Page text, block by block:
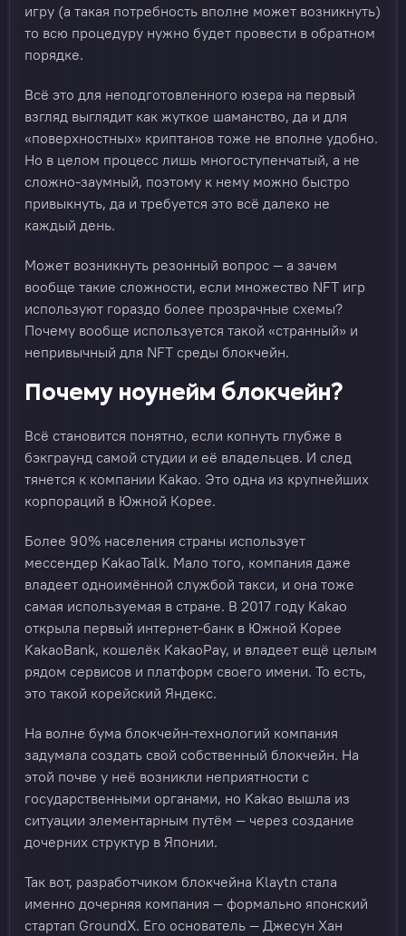
игру (а такая потребность вполне может возникнуть)
то всю процедуру нужно будет провести в обратном
порядке.
Всё это для неподготовленного юзера на первый
взгляд выглядит как жуткое шаманство, да и для
«поверхностных» криптанов тоже не вполне удобно.
Но в целом процесс лишь многоступенчатый, а не
сложно-заумный, поэтому к нему можно быстро
привыкнуть, да и требуется это всё далеко не
каждый день.
Может возникнуть резонный вопрос — а зачем
вообще такие сложности, если множество NFT игр
используют гораздо более прозрачные схемы?
Почему вообще используется такой «странный» и
непривычный для NFT среды блокчейн.
Почему ноунейм блокчейн?
Всё становится понятно, если копнуть глубже в
бэкграунд самой студии и её владельцев. И след
тянется к компании Kakao. Это одна из крупнейших
корпораций в Южной Корее.
Более 90% населения страны использует
мессендер KakaoTalk. Мало того, компания даже
владеет одноимённой службой такси, и она тоже
самая используемая в стране. В 2017 году Kakao
открыла первый интернет-банк в Южной Корее
KakaoBank, кошелёк KakaoPay, и владеет ещё целым
рядом сервисов и платформ своего имени. То есть,
это такой корейский Яндекс.
На волне бума блокчейн-технологий компания
задумала создать свой собственный блокчейн. На
этой почве у неё возникли неприятности с
государственными органами, но Kakao вышла из
ситуации элементарным путём — через создание
дочерних структур в Японии.
Так вот, разработчиком блокчейна Klaytn стала
именно дочерняя компания — формально японский
стартап GroundX. Его основатель — Джесун Хан